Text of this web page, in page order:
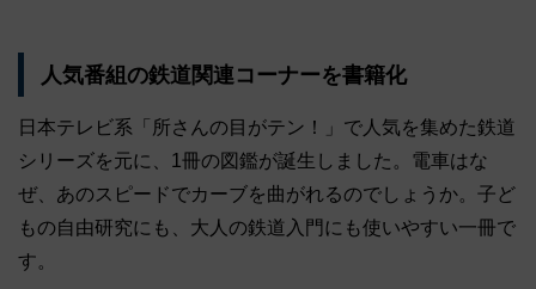
人気番組の鉄道関連コーナーを書籍化
日本テレビ系「所さんの目がテン！」で人気を集めた鉄道
シリーズを元に、1冊の図鑑が誕生しました。電車はな
ぜ、あのスピードでカーブを曲がれるのでしょうか。子ど
もの自由研究にも、大人の鉄道入門にも使いやすい一冊で
す。